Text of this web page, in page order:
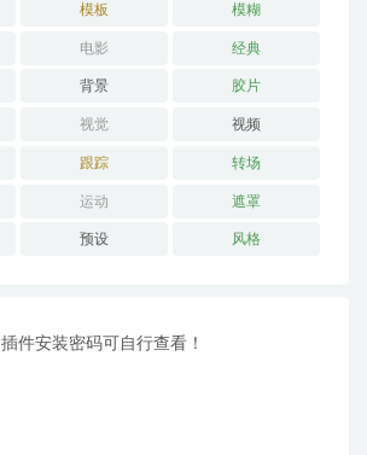
模板 模糊
电影 经典
背景 胶片
视觉 视频
跟踪 转场
运动 遮罩
预设 风格
插件安装密码可自行查看！